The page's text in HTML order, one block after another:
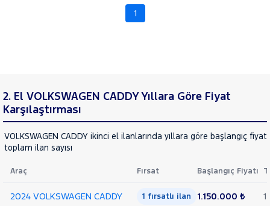
1.9
PD
TDI
2.0
TDI
2.0
1
2. El VOLKSWAGEN CADDY Yıllara Göre Fiyat
Karşılaştırması
VOLKSWAGEN CADDY ikinci el ilanlarında yıllara göre başlangıç
toplam ilan sayısı
Araç Fırsat Başlangıç Fiyatı
2024 VOLKSWAGEN CADDY 1 fırsatlı ilan 1.150.000 ₺ 1